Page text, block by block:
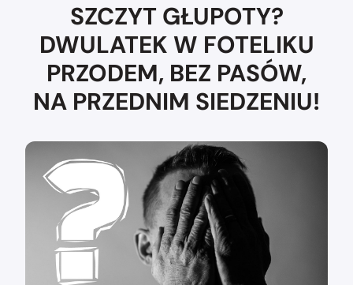
SZCZYT GŁUPOTY?
DWULATEK W FOTELIKU
PRZODEM, BEZ PASÓW,
NA PRZEDNIM SIEDZENIU!